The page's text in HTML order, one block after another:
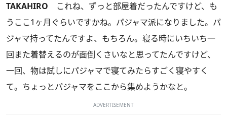
TAKAHIRO これね、ずっと部屋着だったんですけど、も
うここ1ヶ月ぐらいですかね。パジャマ派になりました。パ
ジャマ持ってたんですよ、もちろん。寝る時にいちいち一
回また着替えるのが面倒くさいなと思ってたんですけど、
一回、物は試しにパジャマで寝てみたらすごく寝やすく
て。ちょっとパジャマをここから集めようかなと。
ADVERTISEMENT